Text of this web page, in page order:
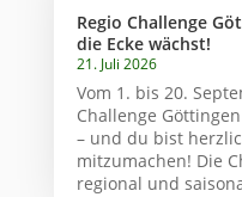
Regio Challenge
die Ecke wächst!
21. Juli 2026
Vom 1. bis 20.
Challenge
– und du bist
mitzumachen! Die
regional und